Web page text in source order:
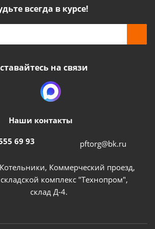
всегда в курсе!
на связи
Наши контакты
69 93 pftorg@bk.ru
Котельники, Коммерческий проезд,
комплекс "Технопром",
склад Д-4.